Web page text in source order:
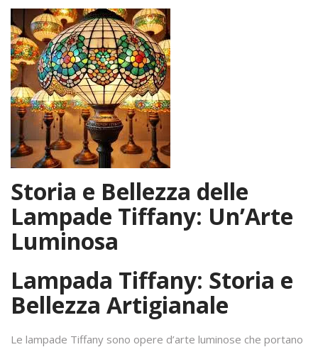
Storia e Bellezza delle
Lampade Tiffany: Un’Arte
Luminosa
Lampada Tiffany: Storia e
Bellezza Artigianale
Le lampade Tiffany sono opere d’arte luminose che portano